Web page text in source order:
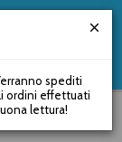
spediti
ordini effettuati
lettura!